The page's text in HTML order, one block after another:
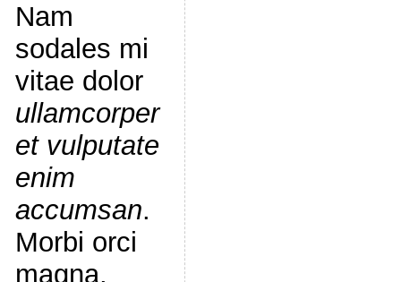
Nam
sodales mi
vitae dolor
ullamcorper
et vulputate
enim
accumsan.
Morbi orci
magna,